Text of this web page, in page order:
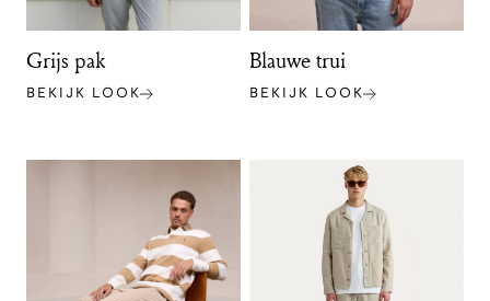
Grijs pak
BEKIJK LOOK
Blauwe trui
BEKIJK LOOK